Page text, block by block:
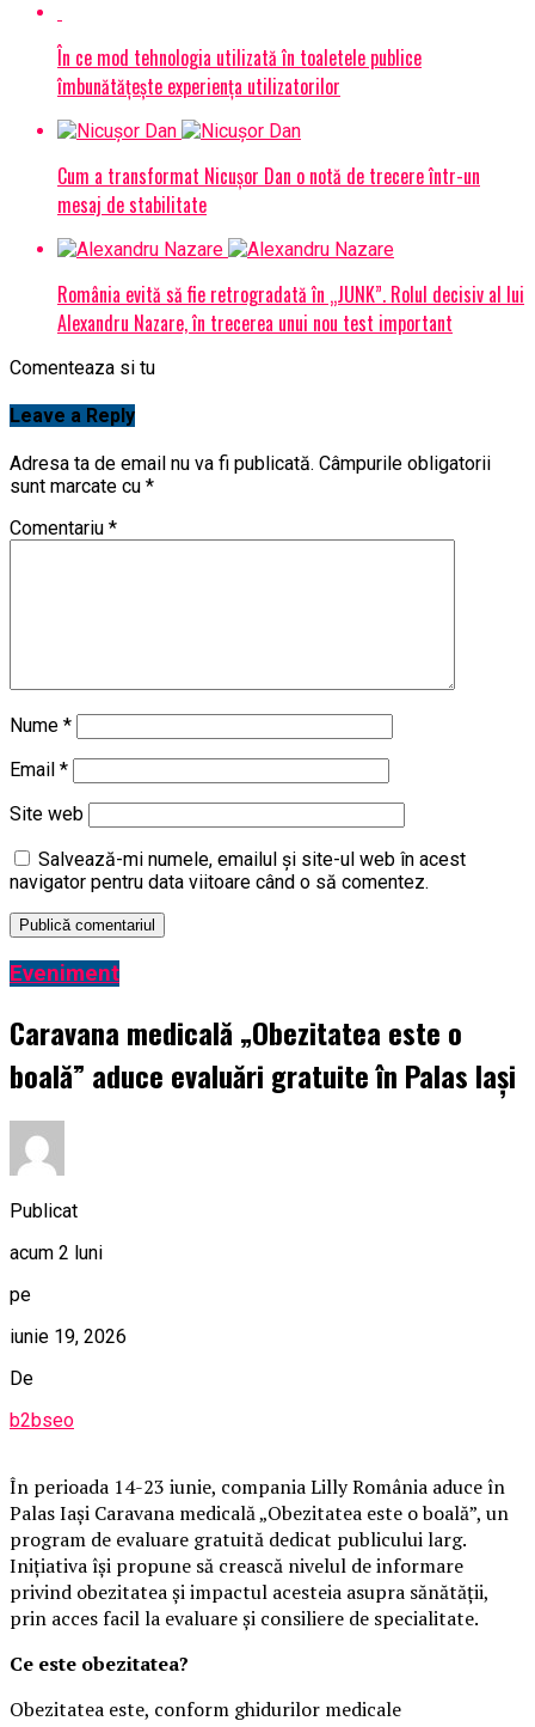
În ce mod tehnologia utilizată în toaletele publice
îmbunătățește experiența utilizatorilor
Cum a transformat Nicușor Dan o notă de trecere într-un
mesaj de stabilitate
România evită să fie retrogradată în „JUNK”. Rolul decisiv al lui
Alexandru Nazare, în trecerea unui nou test important
Comenteaza si tu
Leave a Reply
Adresa ta de email nu va fi publicată. Câmpurile obligatorii
sunt marcate cu *
Comentariu *
Nume *
Email *
Site web
Salvează-mi numele, emailul și site-ul web în acest
navigator pentru data viitoare când o să comentez.
Eveniment
Caravana medicală „Obezitatea este o
boală” aduce evaluări gratuite în Palas Iași
Publicat
acum 2 luni
pe
iunie 19, 2026
De
b2bseo
În perioada 14-23 iunie, compania Lilly România aduce în
Palas Iași Caravana medicală „Obezitatea este o boală”, un
program de evaluare gratuită dedicat publicului larg.
Inițiativa își propune să crească nivelul de informare
privind obezitatea și impactul acesteia asupra sănătății,
prin acces facil la evaluare și consiliere de specialitate.
Ce este obezitatea?
Obezitatea este, conform ghidurilor medicale